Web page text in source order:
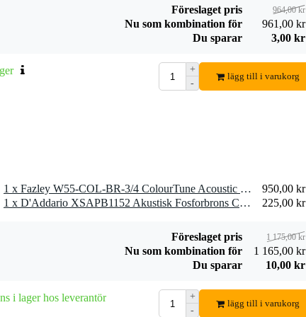
Föreslaget pris 964,00 kr
Nu som kombination för
961,00 kr
Du sparar
3,00 kr
+
-
lägg till i varukorg
1 x Fazley W55-COL-BR-3/4 ColourTune Acoustic Guitar (Brown)
950,00 kr
1 x D'Addario XSAPB1152 Akustisk Fosforbrons Custom Light 11-52
225,00 kr
Föreslaget pris 1 175,00 kr
Nu som kombination för
1 165,00 kr
Du sparar
10,00 kr
i lager hos leverantör
+
-
lägg till i varukorg